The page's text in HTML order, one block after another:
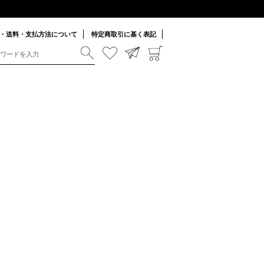
送料・支払方法について 特定商取引に基く表記